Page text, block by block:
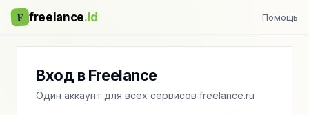
F freelance.id Помощь
Вход в Freelance
Один аккаунт для всех сервисов freelance.ru